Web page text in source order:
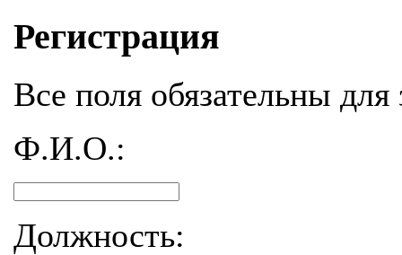
Регистрация
Все поля обязательны для
Ф.И.О.:
Должность: